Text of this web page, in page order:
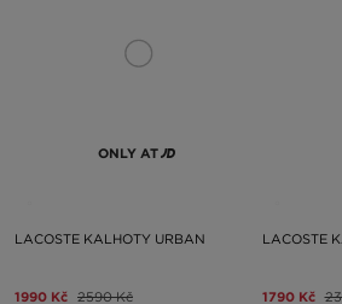
ONLY AT
LACOSTE KALHOTY URBAN
1990 Kč 2590 Kč
LACOSTE
1790 Kč